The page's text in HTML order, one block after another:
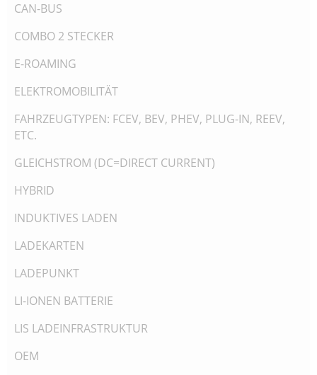
CAN-BUS
COMBO 2 STECKER
E-ROAMING
ELEKTROMOBILITÄT
FAHRZEUGTYPEN: FCEV, BEV, PHEV, PLUG-IN, REEV,
ETC.
GLEICHSTROM (DC=DIRECT CURRENT)
HYBRID
INDUKTIVES LADEN
LADEKARTEN
LADEPUNKT
LI-IONEN BATTERIE
LIS LADEINFRASTRUKTUR
OEM